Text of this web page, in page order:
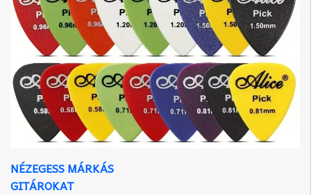
NÉZEGESS MÁRKÁS
GITÁROKAT